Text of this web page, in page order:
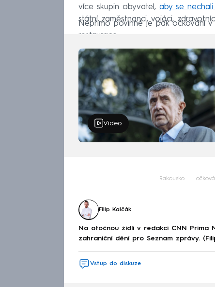
více skupin obyvatel, aby se
státní zaměstnanci, vojáci,
Nepřímo povinné je pak očkování
restaurace.
Video
Rakousko
Filip Kalčák
Na otočnou židli v redakci CNN Prima
zahraniční dění pro Seznam zprávy.
Vstup do diskuze